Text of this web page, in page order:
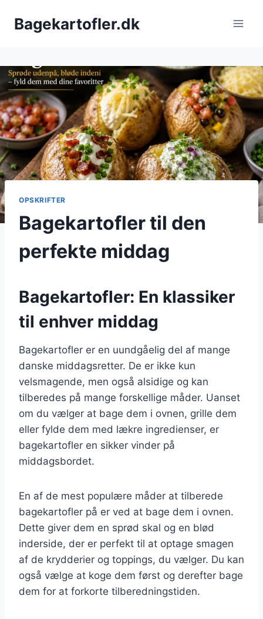
Bagekartofler.dk
OPSKRIFTER
Bagekartofler til den
perfekte middag
Bagekartofler: En klassiker
til enhver middag
Bagekartofler er en uundgåelig del af mange
danske middagsretter. De er ikke kun
velsmagende, men også alsidige og kan
tilberedes på mange forskellige måder. Uanset
om du vælger at bage dem i ovnen, grille dem
eller fylde dem med lækre ingredienser, er
bagekartofler en sikker vinder på
middagsbordet.
En af de mest populære måder at tilberede
bagekartofler på er ved at bage dem i ovnen.
Dette giver dem en sprød skal og en blød
inderside, der er perfekt til at optage smagen
af de krydderier og toppings, du vælger. Du kan
også vælge at koge dem først og derefter bage
dem for at forkorte tilberedningstiden.